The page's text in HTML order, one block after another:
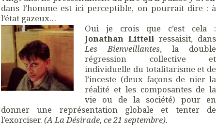
dans l’homme est ici perceptible, on pourrait dire : à
l’état gazeux…
Oui je crois que c’est cela :
Jonathan Littell ressaisit, dans
Les Bienveillantes, la double
régression collective et
individuelle du totalitarisme et de
l’inceste (deux façons de nier la
réalité et les composantes de la
vie ou de la société) pour en
donner une représentation globale et tenter de
l’exorciser. (A La Désirade, ce 21 septembre).